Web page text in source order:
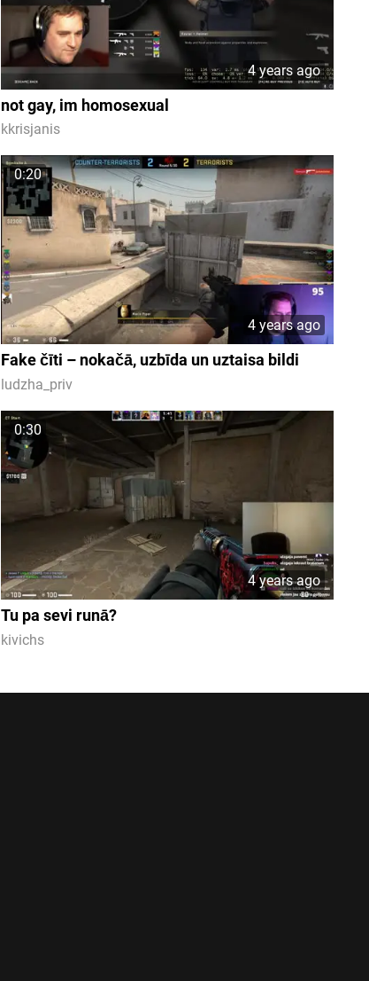
4 years ago
not gay, im homosexual
kkrisjanis
0:20
4 years ago
Fake čīti – nokačā, uzbīda un uztaisa bildi
ludzha_priv
0:30
4 years ago
Tu pa sevi runā?
kivichs